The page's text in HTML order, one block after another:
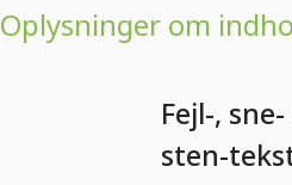
Oplysninger om
Fejl-,
sten-